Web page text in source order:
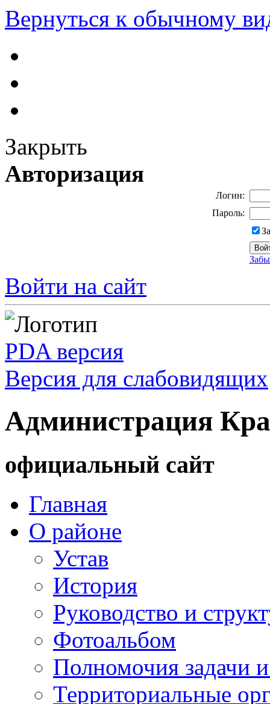
Вернуться к обычному
Закрыть
Авторизация
Логин:
Пароль:
Войти на сайт
PDA версия
Версия для слабовидящих
Администрация
официальный сайт
Главная
О районе
Устав
История
Руководство и
Фотоальбом
Полномочия задачи
Территориальные